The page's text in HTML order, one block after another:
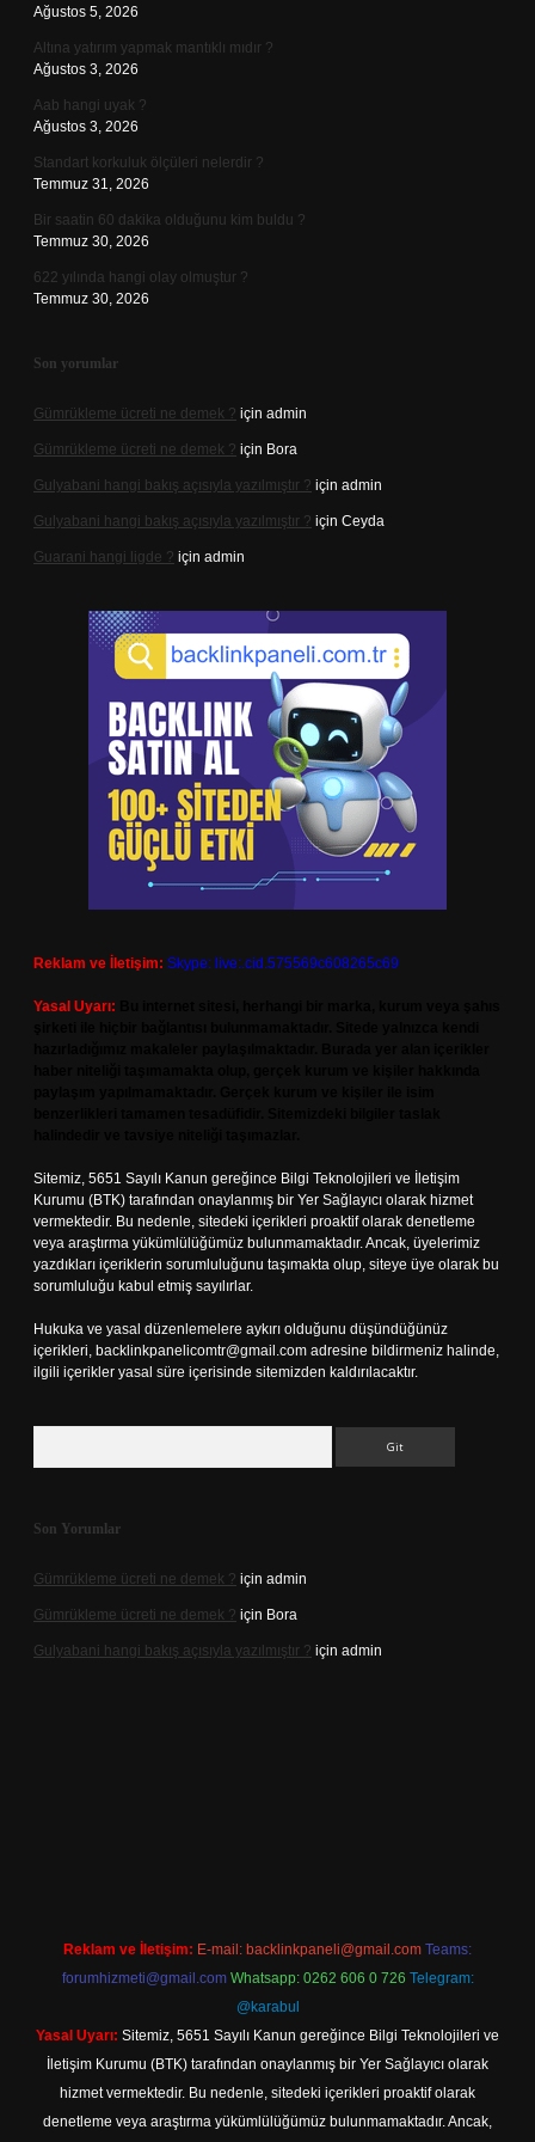
Ağustos 5, 2026
Altına yatırım yapmak mantıklı mıdır ?
Ağustos 3, 2026
Aab hangi uyak ?
Ağustos 3, 2026
Standart korkuluk ölçüleri nelerdir ?
Temmuz 31, 2026
Bir saatin 60 dakika olduğunu kim buldu ?
Temmuz 30, 2026
622 yılında hangi olay olmuştur ?
Temmuz 30, 2026
Son yorumlar
Gümrükleme ücreti ne demek ? için admin
Gümrükleme ücreti ne demek ? için Bora
Gulyabani hangi bakış açısıyla yazılmıştır ? için admin
Gulyabani hangi bakış açısıyla yazılmıştır ? için Ceyda
Guarani hangi ligde ? için admin
Reklam ve İletişim: Skype: live:.cid.575569c608265c69
Yasal Uyarı:
Sitemiz, 5651 Sayılı Kanun gereğince Bilgi Teknolojileri ve İletişim
Kurumu (BTK) tarafından onaylanmış bir Yer Sağlayıcı olarak hizmet
vermektedir. Bu nedenle, sitedeki içerikleri proaktif olarak denetleme
veya araştırma yükümlülüğümüz bulunmamaktadır. Ancak, üyelerimiz
yazdıkları içeriklerin sorumluluğunu taşımakta olup, siteye üye olarak bu
sorumluluğu kabul etmiş sayılırlar.
Hukuka ve yasal düzenlemelere aykırı olduğunu düşündüğünüz
içerikleri, backlinkpanelicomtr@gmail.com adresine bildirmeniz halinde,
ilgili içerikler yasal süre içerisinde sitemizden kaldırılacaktır.
Son Yorumlar
Gümrükleme ücreti ne demek ? için admin
Gümrükleme ücreti ne demek ? için Bora
Gulyabani hangi bakış açısıyla yazılmıştır ? için admin
Reklam ve İletişim: E-mail: backlinkpaneli@gmail.com Teams:
forumhizmeti@gmail.com Whatsapp: 0262 606 0 726 Telegram:
@karabul
Yasal Uyarı: Sitemiz, 5651 Sayılı Kanun gereğince Bilgi Teknolojileri ve
İletişim Kurumu (BTK) tarafından onaylanmış bir Yer Sağlayıcı olarak
hizmet vermektedir. Bu nedenle, sitedeki içerikleri proaktif olarak
denetleme veya araştırma yükümlülüğümüz bulunmamaktadır. Ancak,